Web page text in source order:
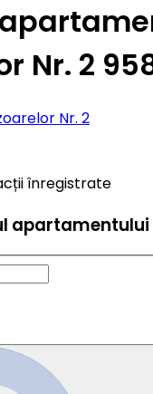
Nr. 2
Nr. 2
înregistrate